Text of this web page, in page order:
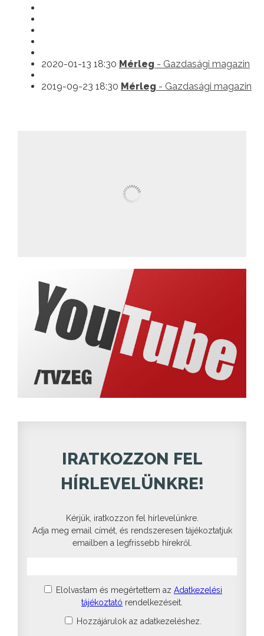
2020-01-13 18:30 Mérleg - Gazdasági magazin
2019-09-23 18:30 Mérleg - Gazdasági magazin
IRATKOZZON FEL
HÍRLEVELÜNKRE!
Kérjük, iratkozzon fel hírlevelünkre.
Adja meg email címét, és rendszeresen tájékoztatjuk
emailben a legfrissebb hírekről.
Elolvastam és megértettem az Adatkezelési
tájékoztató rendelkezéseit.
Hozzájárulok az adatkezeléshez.